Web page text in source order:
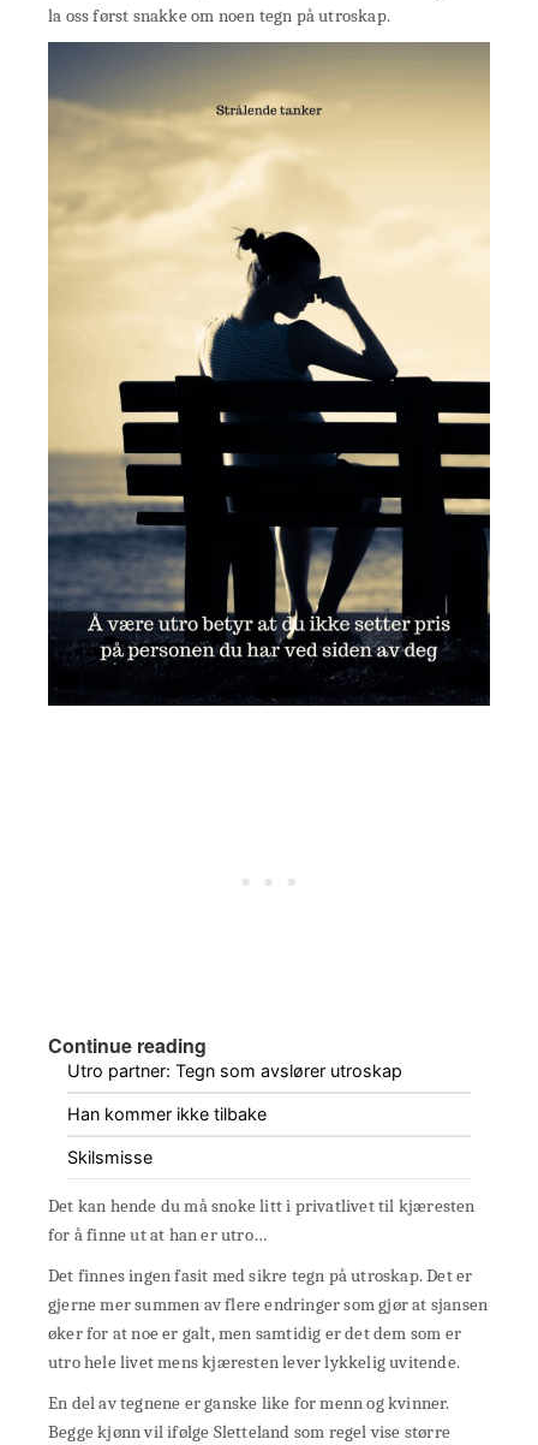
la oss først snakke om noen tegn på utroskap.
Continue reading
Utro partner: Tegn som avslører utroskap
Han kommer ikke tilbake
Skilsmisse
Det kan hende du må snoke litt i privatlivet til kjæresten
for å finne ut at han er utro…
Det finnes ingen fasit med sikre tegn på utroskap. Det er
gjerne mer summen av flere endringer som gjør at sjansen
øker for at noe er galt, men samtidig er det dem som er
utro hele livet mens kjæresten lever lykkelig uvitende.
En del av tegnene er ganske like for menn og kvinner.
Begge kjønn vil ifølge Sletteland som regel vise større